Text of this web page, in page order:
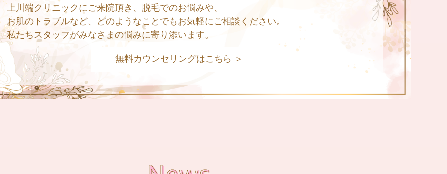
上川端クリニックにご来院頂き、脱毛でのお悩みや、
お肌のトラブルなど、どのようなことでもお気軽にご相談ください。
私たちスタッフがみなさまの悩みに寄り添います。
無料カウンセリングはこちら ＞